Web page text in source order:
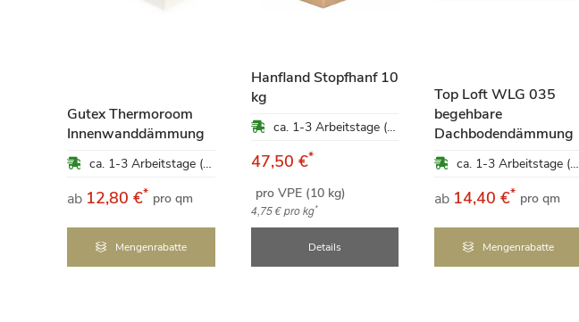
Gutex Thermoroom
Innenwanddämmung
ca. 1-3 Arbeitstage (Mo-Fr)
ab 12,80 €* pro qm
Mengenrabatte
Hanfland Stopfhanf 10
kg
ca. 1-3 Arbeitstage (Mo-Fr)
47,50 €*
pro VPE (10 kg)
4,75 €pro kg*
Details
Top Loft WLG 035
begehbare
Dachbodendämmung
ca. 1-3 Arbeitstage (Mo-Fr)
ab 14,40 €* pro qm
Mengenrabatte